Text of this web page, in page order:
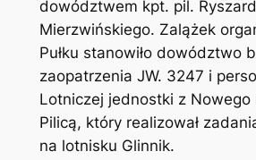
dowództwem kpt. pil.
Mierzwińskiego. Zalążek
Pułku stanowiło dowództwo
zaopatrzenia JW. 3247 i
Lotniczej jednostki z Nowego
Pilicą, który realizował
na lotnisku Glinnik.